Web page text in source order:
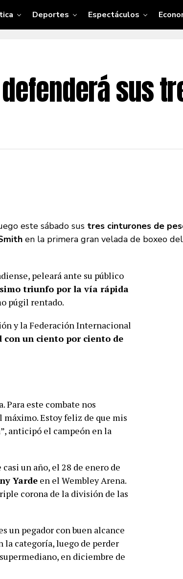
Deportes Espectáculos
sus
este sábado sus tres cinturones de
en la primera gran velada de boxeo del
peleará ante su público
triunfo por la vía rápida
púgil rentado.
y la Federación Internacional
con un ciento por ciento de
Para este combate nos
máximo. Estoy feliz de que mis
anticipó el campeón en la
un año, el 28 de enero de
Yarde en el Wembley Arena.
corona de la división de las
un pegador con buen alcance
la categoría, luego de perder
en diciembre de